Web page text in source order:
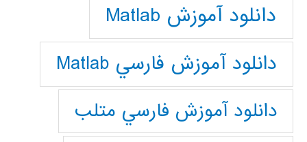
دانلود آموزش Matlab
دانلود آموزش فارسي Matlab
دانلود آموزش فارسي متلب